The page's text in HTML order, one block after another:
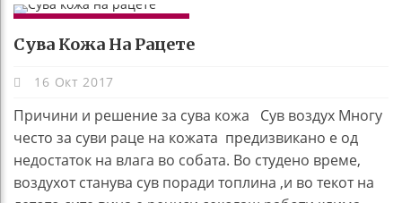
Сува Кожа На Рацете
16 Окт 2017
Причини и решениe за сува кожа Сув воздух Многу
често за суви раце на кожата предизвикано е од
недостаток на влага во собата. Во студено време,
воздухот станува сув поради топлина ,и во текот на